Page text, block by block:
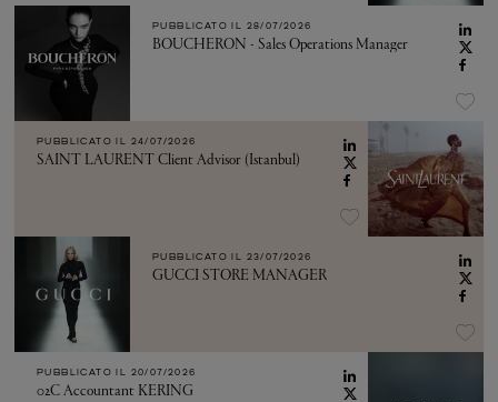
PUBBLICATO IL 28/07/2026
BOUCHERON - Sales Operations Manager
PUBBLICATO IL 24/07/2026
SAINT LAURENT Client Advisor (Istanbul)
PUBBLICATO IL 23/07/2026
GUCCI STORE MANAGER
PUBBLICATO IL 20/07/2026
02C Accountant KERING